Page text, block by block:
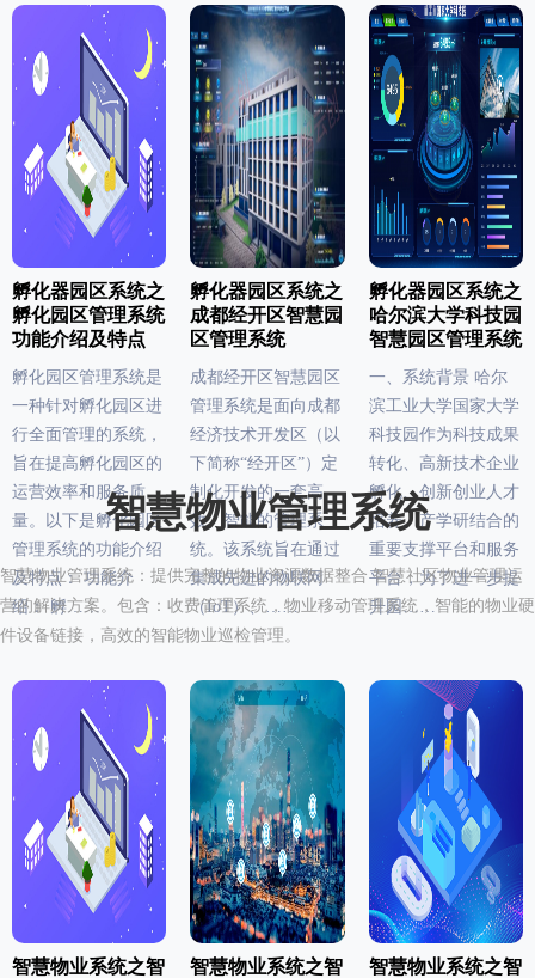
孵化器园区系统之
孵化园区管理系统
功能介绍及特点
孵化园区管理系统是
一种针对孵化园区进
行全面管理的系统，
旨在提高孵化园区的
运营效率和服务质
量。以下是孵化园区
管理系统的功能介绍
及特点： 功能介
绍： 孵……
孵化器园区系统之
成都经开区智慧园
区管理系统
成都经开区智慧园区
管理系统是面向成都
经济技术开发区（以
下简称“经开区”）定
制化开发的一套高
效、智能的管理系
统。该系统旨在通过
集成先进的物联网
（IoT）、……
孵化器园区系统之
哈尔滨大学科技园
智慧园区管理系统
一、系统背景 哈尔
滨工业大学国家大学
科技园作为科技成果
转化、高新技术企业
孵化、创新创业人才
培养、产学研结合的
重要支撑平台和服务
平台，为了进一步提
升园……
智慧物业管理系统
智慧物业管理系统：提供完整的物业资源数据整合 智慧社区物业管理运
营的解决方案。包含：收费管理系统，物业移动管理系统，智能的物业硬
件设备链接，高效的智能物业巡检管理。
智慧物业系统之智
智慧物业系统之智
智慧物业系统之智